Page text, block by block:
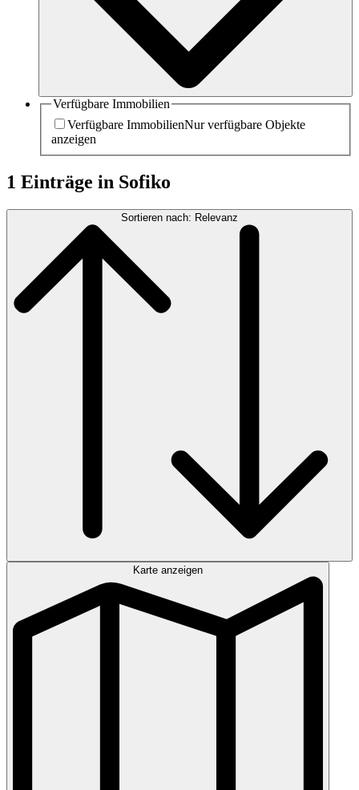
Verfügbare Immobilien
Verfügbare ImmobilienNur verfügbare Objekte
anzeigen
1 Einträge in Sofiko
Sortieren nach: Relevanz
Karte anzeigen